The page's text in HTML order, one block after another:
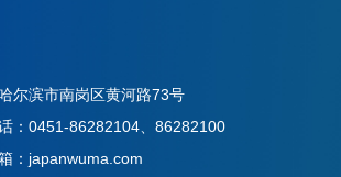
尔滨市南岗区黄河路73号
：0451-86282104、86282100
：japanwuma.com